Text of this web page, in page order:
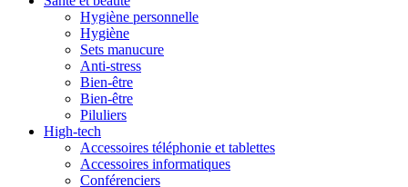
Hygiène personnelle
Hygiène
Sets manucure
Anti-stress
Bien-être
Bien-être
Piluliers
High-tech
Accessoires téléphonie et tablettes
Accessoires informatiques
Conférenciers